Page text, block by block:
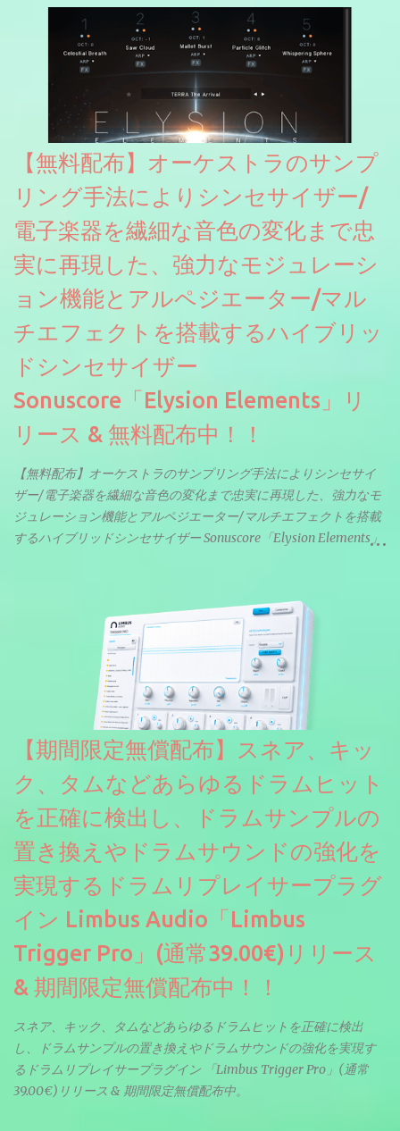
【無料配布】オーケストラのサンプ
リング手法によりシンセサイザー/
電子楽器を繊細な音色の変化まで忠
実に再現した、強力なモジュレーシ
ョン機能とアルペジエーター/マル
チエフェクトを搭載するハイブリッ
ドシンセサイザー
Sonuscore「Elysion Elements」リ
リース & 無料配布中！！
【無料配布】オーケストラのサンプリング手法によりシンセサイ
ザー/電子楽器を繊細な音色の変化まで忠実に再現した、強力なモ
ジュレーション機能とアルペジエーター/マルチエフェクトを搭載
するハイブリッドシンセサイザー Sonuscore「Elysion Elements」
えるようになっています。総容量も7GBを超えます。複数の設定に
より音色が作りこまれているため、あらかじめアルペジオがプロ
グラムされているプリセットも多いですが、アルペジオを切るこ
とももちろんできます。 ほとんどのシンセライブラリは、音を一
度サンプリングしてベロシティで音量を調整します。 しかし、
ELYSIONは違います。ビンテージシンセを含む様々な音源から、
複数のベロシティレイヤーにわたって録音し、各レイヤーを整形
することで、弱く演奏した場合と強く演奏した場合で、全く異な
る音色が得られます。単に音量を変えただけの同じ音ではありま
せん。
【期間限定無償配布】スネア、キッ
ク、タムなどあらゆるドラムヒット
を正確に検出し、ドラムサンプルの
置き換えやドラムサウンドの強化を
実現するドラムリプレイサープラグ
イン Limbus Audio「Limbus
Trigger Pro」(通常39.00€)リリース
& 期間限定無償配布中！！
スネア、キック、タムなどあらゆるドラムヒットを正確に検出
し、ドラムサンプルの置き換えやドラムサウンドの強化を実現す
るドラムリプレイサープラグイン 「Limbus Trigger Pro」(通常
39.00€)リリース & 期間限定無償配布中。